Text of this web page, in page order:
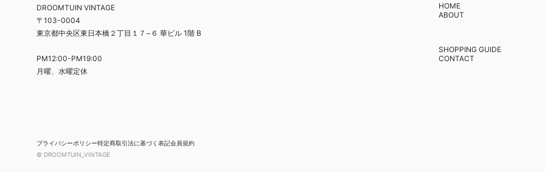
DROOMTUIN VINTAGE
〒103-0004
東京都中央区東日本橋２丁目１７−６ 華ビル 1階 B
PM12:00-PM19:00
月曜、水曜定休
HOME
ABOUT
SHOPPING GUIDE
CONTACT
プライバシーポリシー特定商取引法に基づく表記会員規約
© DROOMTUIN_VINTAGE